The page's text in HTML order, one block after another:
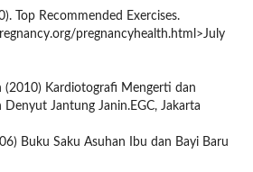
Top Recommended Exercises.
pregnancyhealth.html>July
(2010) Kardiotografi Mengerti dan
Jantung Janin.EGC, Jakarta
Buku Saku Asuhan Ibu dan Bayi Baru